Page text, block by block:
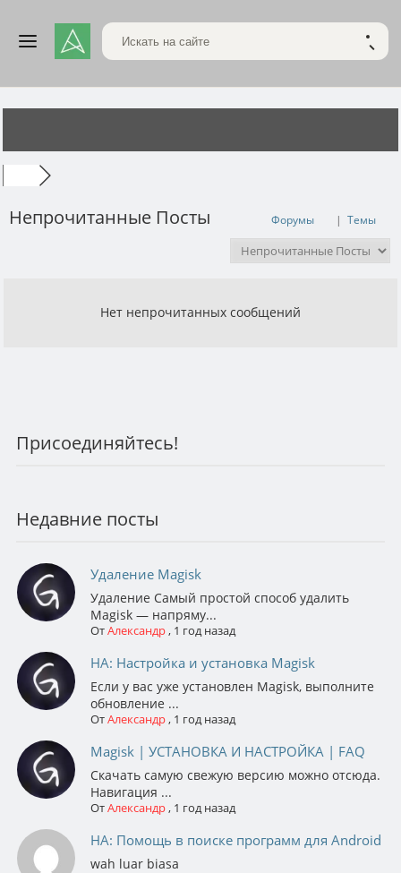
Поиск по сайту
Непрочитанные Посты Форумы | Темы
Нет непрочитанных сообщений
Присоединяйтесь!
Недавние посты
Удаление Magisk
Удаление Самый простой способ удалить
Magisk — напряму...
ОтАлександр, 1 год назад
НА: Настройка и установка Magisk
Если у вас уже установлен Magisk, выполните
обновление ...
ОтАлександр, 1 год назад
Magisk | УСТАНОВКА И НАСТРОЙКА | FAQ
Скачать самую свежую версию можно отсюда.
Навигация ...
ОтАлександр, 1 год назад
НА: Помощь в поиске программ для Android
wah luar biasa